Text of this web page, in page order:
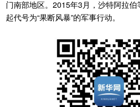
门南部地区。2015年3月，沙特阿拉
起代号为“果断风暴”的军事行动。